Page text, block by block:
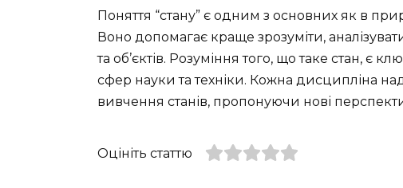
Поняття “стану” є одним з основних як в
Воно допомагає краще зрозуміти,
та об’єктів. Розуміння того, що таке стан, є
сфер науки та техніки. Кожна дисципліна
вивчення станів, пропонуючи нові
Оцініть статтю